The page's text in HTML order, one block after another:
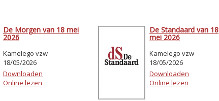
De Morgen van 18 mei
2026
Kamelego vzw
18/05/2026
Downloaden
Online lezen
De Standaard van 18
mei 2026
Kamelego vzw
18/05/2026
Downloaden
Online lezen